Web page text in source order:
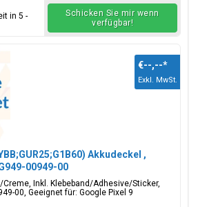
in 5 -
Schicken Sie mir wenn
verfügbar!
Akkudeckel ,
00949-00
Inkl. Klebeband/Adhesive/Sticker,
00, Geeignet für: Google Pixel 9
€--,--*
Exkl. MwSt.